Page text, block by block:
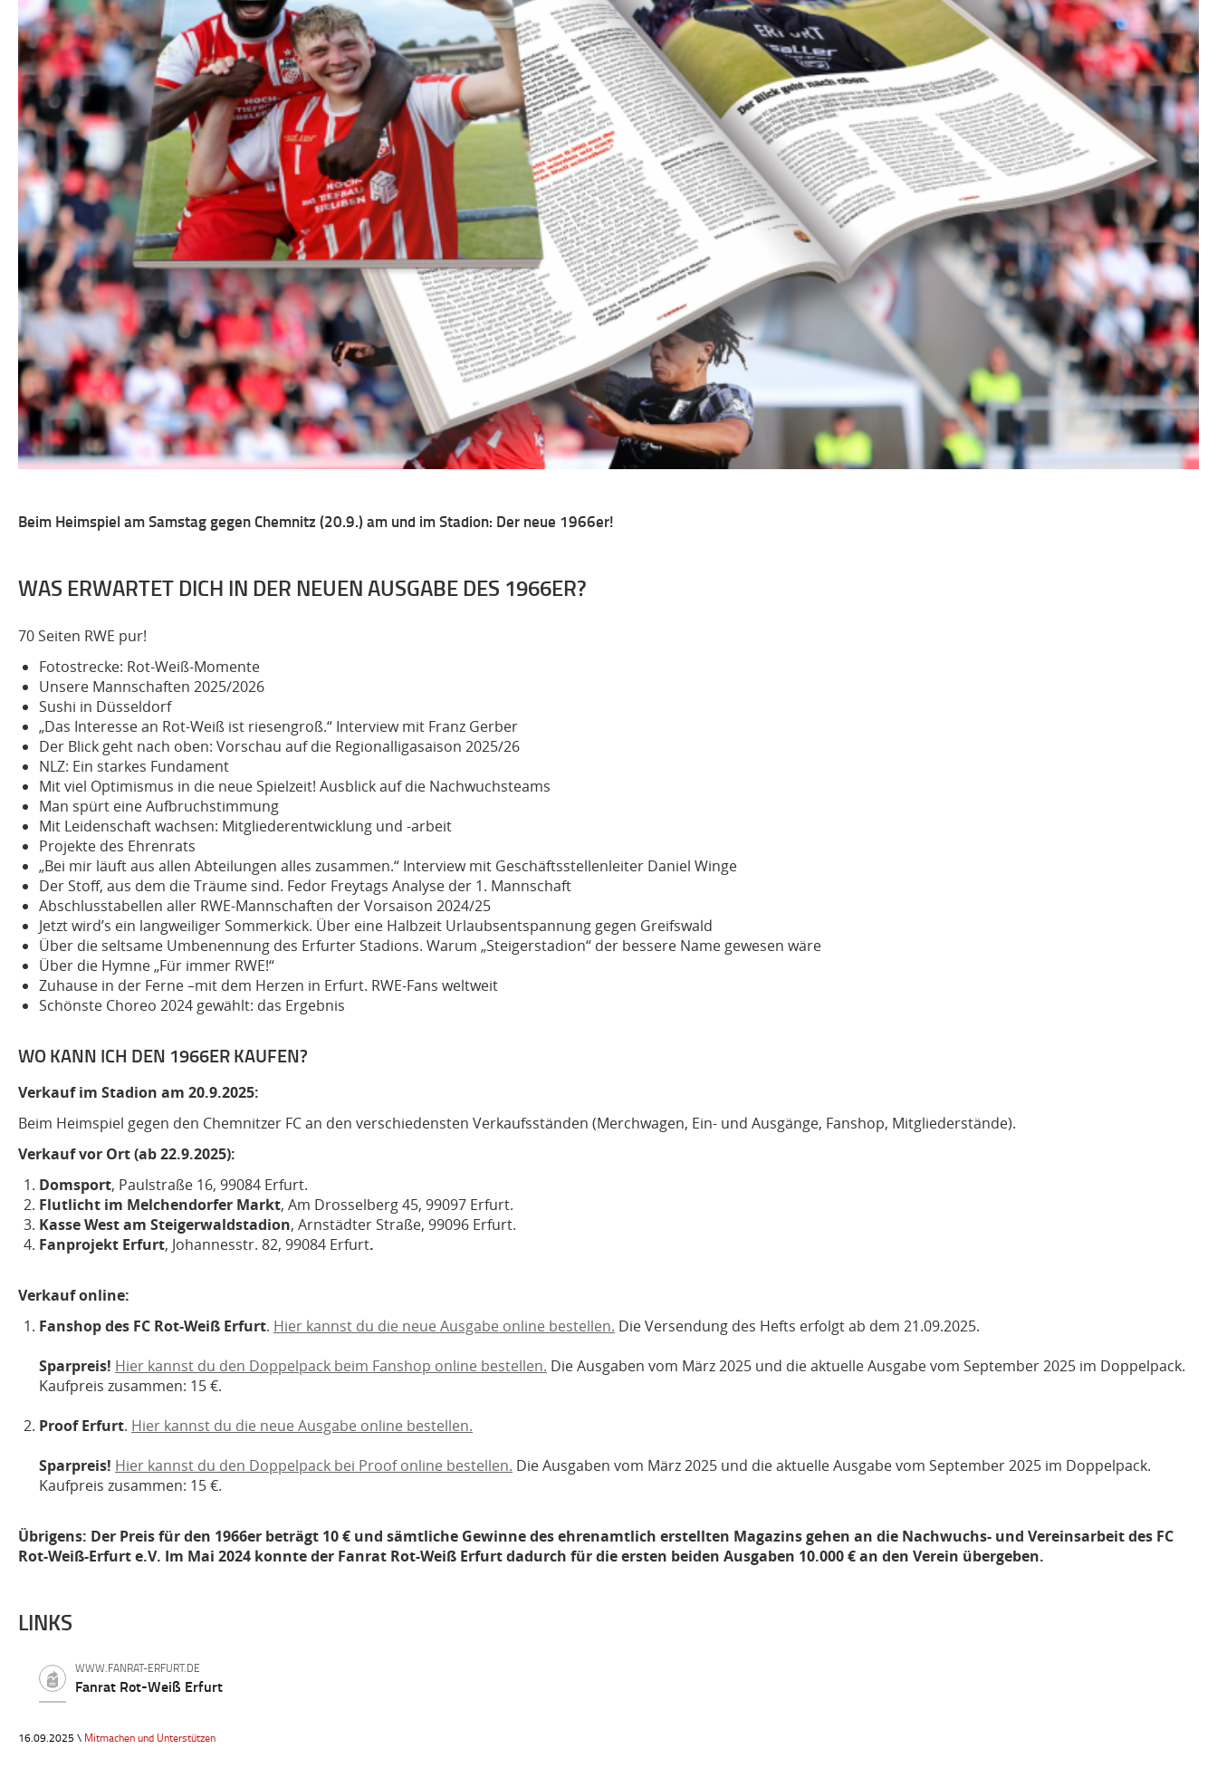
​Beim Heimspiel am Samstag gegen Chemnitz (20.9.) am und im Stadion: Der neue 1966er!
WAS ERWARTET DICH IN DER NEUEN AUSGABE DES 1966ER?
70 Seiten RWE pur!
Fotostrecke: Rot-Weiß-Momente
Unsere Mannschaften 2025/2026
Sushi in Düsseldorf
„Das Interesse an Rot-Weiß ist riesengroß.“ Interview mit Franz Gerber
Der Blick geht nach oben: Vorschau auf die Regionalligasaison 2025/26
NLZ: Ein starkes Fundament
Mit viel Optimismus in die neue Spielzeit! Ausblick auf die Nachwuchsteams
Man spürt eine Aufbruchstimmung
Mit Leidenschaft wachsen: Mitgliederentwicklung und -arbeit
Projekte des Ehrenrats
„Bei mir läuft aus allen Abteilungen alles zusammen.“ Interview mit Geschäftsstellenleiter Daniel Winge
Der Stoff, aus dem die Träume sind. Fedor Freytags Analyse der 1. Mannschaft
Abschlusstabellen aller RWE-Mannschaften der Vorsaison 2024/25
Jetzt wird’s ein langweiliger Sommerkick. Über eine Halbzeit Urlaubsentspannung gegen Greifswald
Über die seltsame Umbenennung des Erfurter Stadions. Warum „Steigerstadion“ der bessere Name gewesen wäre
Über die Hymne „Für immer RWE!“
Zuhause in der Ferne –mit dem Herzen in Erfurt. RWE-Fans weltweit
Schönste Choreo 2024 gewählt: das Ergebnis
WO KANN ICH DEN 1966ER KAUFEN?
Verkauf im Stadion am 20.9.2025:
Beim Heimspiel gegen den Chemnitzer FC an den verschiedensten Verkaufsständen (Merchwagen, Ein- und Ausgänge, Fanshop, Mitgliederstände).
Verkauf vor Ort (ab 22.9.2025):
Domsport, Paulstraße 16, 99084 Erfurt.
Flutlicht im Melchendorfer Markt, Am Drosselberg 45, 99097 Erfurt.
Kasse West am Steigerwaldstadion, Arnstädter Straße, 99096 Erfurt.
Fanprojekt Erfurt, Johannesstr. 82, 99084 Erfurt.
Verkauf online:
Fanshop des FC Rot-Weiß Erfurt. Hier kannst du die neue Ausgabe online bestellen. Die Versendung des Hefts erfolgt ab dem 21.09.2025.
Sparpreis! Hier kannst du den Doppelpack beim Fanshop online bestellen. Die Ausgaben vom März 2025 und die aktuelle Ausgabe vom September 2025 im Doppelpack.
Kaufpreis zusammen: 15 €.
Proof Erfurt. Hier kannst du die neue Ausgabe online bestellen.
Sparpreis! Hier kannst du den Doppelpack bei Proof online bestellen. Die Ausgaben vom März 2025 und die aktuelle Ausgabe vom September 2025 im Doppelpack.
Kaufpreis zusammen: 15 €.
Übrigens: Der Preis für den 1966er beträgt 10 € und sämtliche Gewinne des ehrenamtlich erstellten Magazins gehen an die Nachwuchs- und Vereinsarbeit des FC
Rot-Weiß-Erfurt e.V. Im Mai 2024 konnte der Fanrat Rot-Weiß Erfurt dadurch für die ersten beiden Ausgaben 10.000 € an den Verein übergeben.
LINKS
WWW.FANRAT-ERFURT.DE
Fanrat Rot-Weiß Erfurt
16.09.2025 \ Mitmachen und Unterstützen